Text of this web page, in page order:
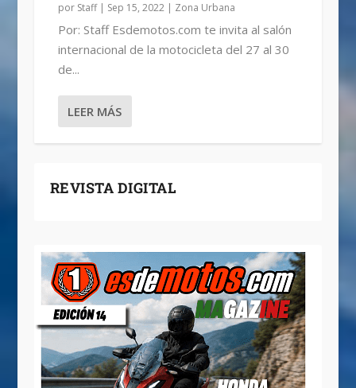
por Staff| Sep 15, 2022| Zona Urbana
Por: Staff Esdemotos.com te invita al salón
internacional de la motocicleta del 27 al 30
de...
LEER MÁS
REVISTA DIGITAL